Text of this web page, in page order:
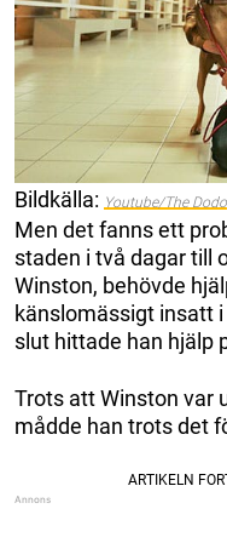
Bildkälla: Youtube/The Dodo
Men det fanns ett
staden i två dagar till
Winston, behövde
känslomässigt insatt i
slut hittade han hjälp
Trots att Winston var
mådde han trots det